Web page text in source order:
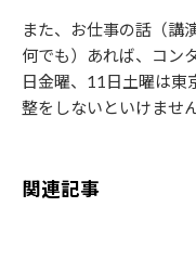
また、お仕事の話（講
何でも）あれば、コン
日金曜、11日土曜は東
整をしないといけません
関連記事